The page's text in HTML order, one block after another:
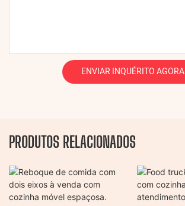
ENVIAR INQUÉRITO AGORA
PRODUTOS RELACIONADOS